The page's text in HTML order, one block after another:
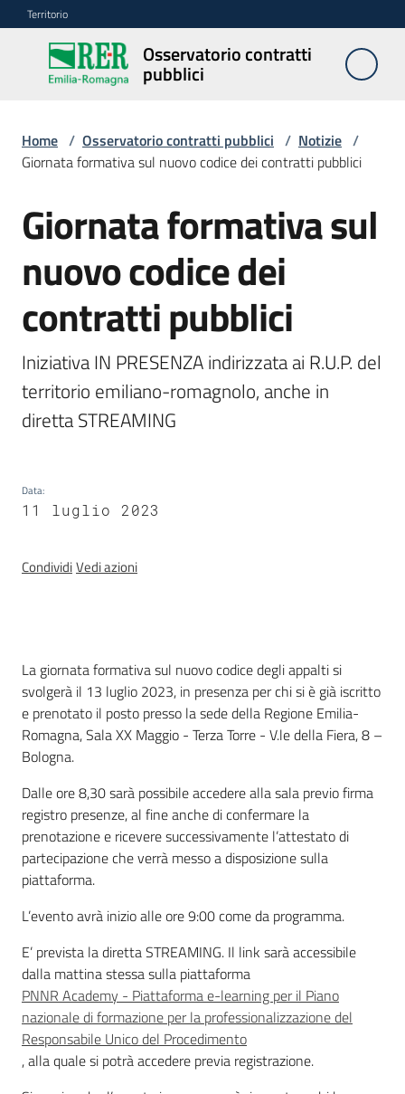
Vai al contenuto
Vai alla navigazione
Vai al footer
Territorio
Osservatorio contratti
pubblici
Osservatorio
contratti
regionale
prezzi
SITAR
Elenco
merito
Valori
Avvisi
Argomenti
Novità
Leggi Atti Bandi
Piani Programmi
Progetti
Home / Osservatorio contratti pubblici / Notizie /
Giornata formativa sul nuovo codice dei contratti pubblici
Salta al contenuto
Giornata formativa sul
nuovo codice dei
contratti pubblici
Iniziativa IN PRESENZA indirizzata ai R.U.P. del
territorio emiliano-romagnolo, anche in
diretta STREAMING
Data:
11 luglio 2023
CondividiVedi azioni
Introduzione
La giornata formativa sul nuovo codice degli appalti si
svolgerà il 13 luglio 2023, in presenza per chi si è già iscritto
e prenotato il posto presso la sede della Regione Emilia-
Romagna, Sala XX Maggio - Terza Torre - V.le della Fiera, 8 –
Bologna.
Dalle ore 8,30 sarà possibile accedere alla sala previo firma
registro presenze, al fine anche di confermare la
prenotazione e ricevere successivamente l’attestato di
partecipazione che verrà messo a disposizione sulla
piattaforma.
L’evento avrà inizio alle ore 9:00 come da programma.
E’ prevista la diretta STREAMING. Il link sarà accessibile
dalla mattina stessa sulla piattaforma
PNNR Academy - Piattaforma e-learning per il Piano
nazionale di formazione per la professionalizzazione del
Responsabile Unico del Procedimento
,alla quale si potrà accedere previa registrazione.